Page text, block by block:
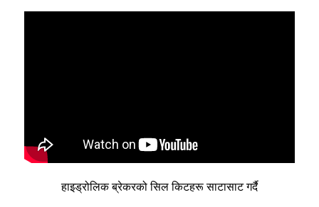
हाइड्रोलिक ब्रेकरको सिल किटहरू साटासाट गर्दै